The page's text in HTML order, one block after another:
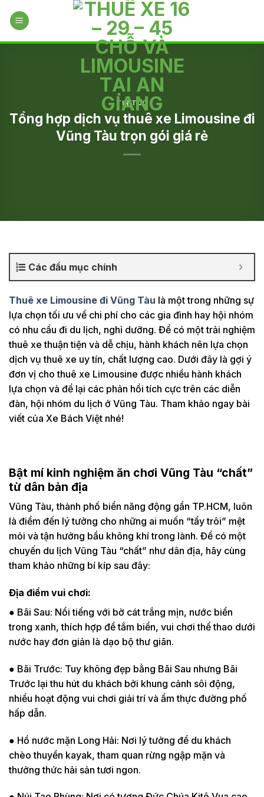
TIN TỨC
Tổng hợp dịch vụ thuê xe Limousine đi
Vũng Tàu trọn gói giá rẻ
Các đầu mục chính
Thuê xe Limousine đi Vũng Tàu là một trong những sự
lựa chọn tối ưu về chi phí cho các gia đình hay hội nhóm
có nhu cầu đi du lịch, nghỉ dưỡng. Để có một trải nghiệm
thuê xe thuận tiện và dễ chịu, hành khách nên lựa chọn
dịch vụ thuê xe uy tín, chất lượng cao. Dưới đây là gợi ý
đơn vị cho thuê xe Limousine được nhiều hành khách
lựa chọn và để lại các phản hồi tích cực trên các diễn
đàn, hội nhóm du lịch ở Vũng Tàu. Tham khảo ngay bài
viết của Xe Bách Việt nhé!
Bật mí kinh nghiệm ăn chơi Vũng Tàu “chất”
từ dân bản địa
Vũng Tàu, thành phố biển năng động gần TP.HCM, luôn
là điểm đến lý tưởng cho những ai muốn “tẩy trôi” mệt
mỏi và tận hưởng bầu không khí trong lành. Để có một
chuyến du lịch Vũng Tàu “chất” như dân địa, hãy cùng
tham khảo những bí kíp sau đây:
Địa điểm vui chơi:
● Bãi Sau: Nổi tiếng với bờ cát trắng mịn, nước biển
trong xanh, thích hợp để tắm biển, vui chơi thể thao dưới
nước hay đơn giản là dạo bộ thư giãn.
● Bãi Trước: Tuy không đẹp bằng Bãi Sau nhưng Bãi
Trước lại thu hút du khách bởi khung cảnh sôi động,
nhiều hoạt động vui chơi giải trí và ẩm thực đường phố
hấp dẫn.
● Hồ nước mặn Long Hải: Nơi lý tưởng để du khách
chèo thuyền kayak, tham quan rừng ngập mặn và
thưởng thức hải sản tươi ngon.